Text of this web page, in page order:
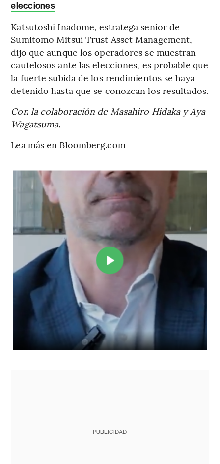
elecciones
Katsutoshi Inadome, estratega senior de
Sumitomo Mitsui Trust Asset Management,
dijo que aunque los operadores se muestran
cautelosos ante las elecciones, es probable que
la fuerte subida de los rendimientos se haya
detenido hasta que se conozcan los resultados.
Con la colaboración de Masahiro Hidaka y Aya
Wagatsuma.
Lea más en Bloomberg.com
PUBLICIDAD